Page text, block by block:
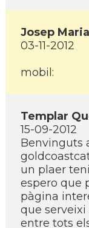
Josep
03-11-2012
mobil:
Templar
15-09-2012
Benvinguts
un plaer
espero que
pàgina
que
entre tots